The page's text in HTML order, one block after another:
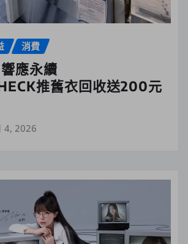
消費
響應永續
推舊衣回收送200元
4, 2026